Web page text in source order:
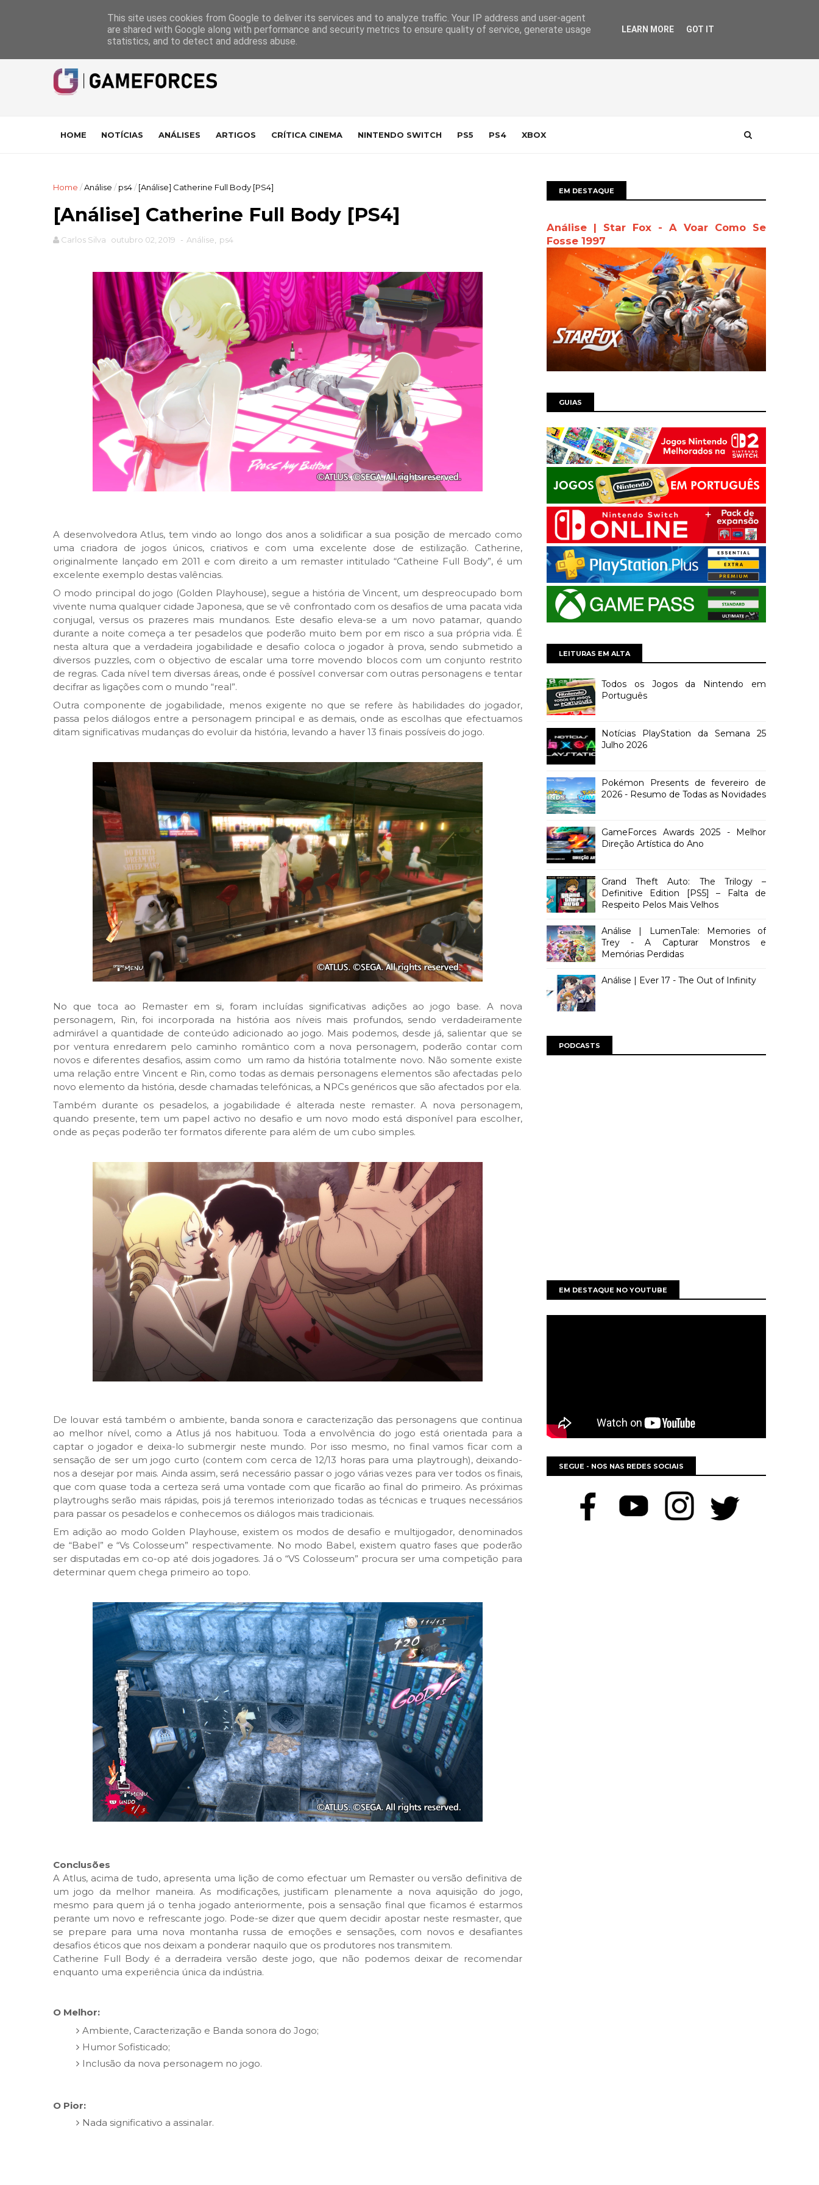
A equipa Pontuações das Análises Suporte da Indústria Contacto
HOME NOTÍCIAS ANÁLISES ARTIGOS CRÍTICA CINEMA NINTENDO SWITCH PS5 PS4 XBOX
Home /Análise / ps4/ [Análise] Catherine Full Body [PS4]
[Análise] Catherine Full Body [PS4]
Carlos Silva outubro 02, 2019 - Análise ps4
A desenvolvedora Atlus, tem vindo ao longo dos anos a solidificar a sua posição de mercado como
uma criadora de jogos únicos, criativos e com uma excelente dose de estilização. Catherine,
originalmente lançado em 2011 e com direito a um remaster intitulado “Catheine Full Body”, é um
excelente exemplo destas valências.
O modo principal do jogo (Golden Playhouse), segue a história de Vincent, um despreocupado bom
vivente numa qualquer cidade Japonesa, que se vê confrontado com os desafios de uma pacata vida
conjugal, versus os prazeres mais mundanos. Este desafio eleva-se a um novo patamar, quando
durante a noite começa a ter pesadelos que poderão muito bem por em risco a sua própria vida. É
nesta altura que a verdadeira jogabilidade e desafio coloca o jogador à prova, sendo submetido a
diversos puzzles, com o objectivo de escalar uma torre movendo blocos com um conjunto restrito
de regras. Cada nível tem diversas áreas, onde é possível conversar com outras personagens e tentar
decifrar as ligações com o mundo “real”.
Outra componente de jogabilidade, menos exigente no que se refere às habilidades do jogador,
passa pelos diálogos entre a personagem principal e as demais, onde as escolhas que efectuamos
ditam significativas mudanças do evoluir da história, levando a haver 13 finais possíveis do jogo.
No que toca ao Remaster em si, foram incluídas significativas adições ao jogo base. A nova
personagem, Rin, foi incorporada na história aos níveis mais profundos, sendo verdadeiramente
admirável a quantidade de conteúdo adicionado ao jogo. Mais podemos, desde já, salientar que se
por ventura enredarem pelo caminho romântico com a nova personagem, poderão contar com
novos e diferentes desafios, assim como
um ramo da história totalmente novo. Não somente existe
uma relação entre Vincent e Rin, como todas as demais personagens elementos são afectadas pelo
novo elemento da história, desde chamadas telefónicas, a NPCs genéricos que são afectados por ela.
Também durante os pesadelos, a jogabilidade é alterada neste remaster. A nova personagem,
quando presente, tem um papel activo no desafio e um novo modo está disponível para escolher,
onde as peças poderão ter formatos diferente para além de um cubo simples.
De louvar está também o ambiente, banda sonora e caracterização das personagens que continua
ao melhor nível, como a Atlus já nos habituou. Toda a envolvência do jogo está orientada para a
captar o jogador e deixa-lo submergir neste mundo. Por isso mesmo, no final vamos ficar com a
sensação de ser um jogo curto (contem com cerca de 12/13 horas para uma playtrough), deixando-
nos a desejar por mais. Ainda assim, será necessário passar o jogo várias vezes para ver todos os finais,
que com quase toda a certeza será uma vontade com que ficarão ao final do primeiro. As próximas
playtroughs serão mais rápidas, pois já teremos interiorizado todas as técnicas e truques necessários
para passar os pesadelos e conhecemos os diálogos mais tradicionais.
Em adição ao modo Golden Playhouse, existem os modos de desafio e multijogador, denominados
de “Babel” e “Vs Colosseum” respectivamente. No modo Babel, existem quatro fases que poderão
ser disputadas em co-op até dois jogadores. Já o “VS Colosseum” procura ser uma competição para
determinar quem chega primeiro ao topo.
Conclusões
A Atlus, acima de tudo, apresenta uma lição de como efectuar um Remaster ou versão definitiva de
um jogo da melhor maneira. As modificações, justificam plenamente a nova aquisição do jogo,
mesmo para quem já o tenha jogado anteriormente, pois a sensação final que ficamos é estarmos
perante um novo e refrescante jogo. Pode-se dizer que quem decidir apostar neste resmaster, que
se prepare para uma nova montanha russa de emoções e sensações, com novos e desafiantes
desafios éticos que nos deixam a ponderar naquilo que os produtores nos transmitem.
Catherine Full Body é a derradeira versão deste jogo, que não podemos deixar de recomendar
enquanto uma experiência única da indústria.
O Melhor:
Ambiente, Caracterização e Banda sonora do Jogo;
Humor Sofisticado;
Inclusão da nova personagem no jogo.
O Pior:
Nada significativo a assinalar.
EM DESTAQUE
Análise | Star Fox - A Voar Como Se
Fosse 1997
GUIAS
LEITURAS EM ALTA
Todos os Jogos da Nintendo em
Português
Notícias PlayStation da Semana 25
Julho 2026
Pokémon Presents de fevereiro de
2026 - Resumo de Todas as Novidades
GameForces Awards 2025 - Melhor
Direção Artística do Ano
Grand Theft Auto: The Trilogy –
Definitive Edition [PS5] – Falta de
Respeito Pelos Mais Velhos
Análise | LumenTale: Memories of
Trey - A Capturar Monstros e
Memórias Perdidas
Análise | Ever 17 - The Out of Infinity
PODCASTS
EM DESTAQUE NO YOUTUBE
SEGUE - NOS NAS REDES SOCIAIS
This site uses cookies from Google to deliver its services and to analyze traffic. Your IP address and user-agent
are shared with Google along with performance and security metrics to ensure quality of service, generate usage
statistics, and to detect and address abuse.
LEARN MORE GOT IT